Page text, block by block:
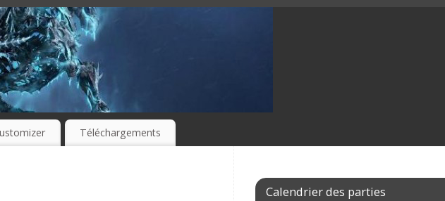
Téléchargements
Calendrier des parties